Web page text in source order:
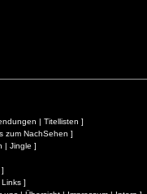
| Titellisten ]
zum NachSehen ]
| Jingle ]
Links ]